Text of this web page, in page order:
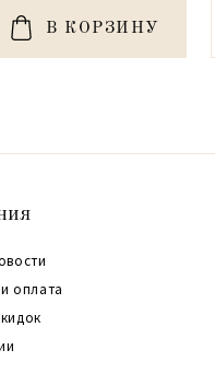
В КОРЗИНУ
оплата